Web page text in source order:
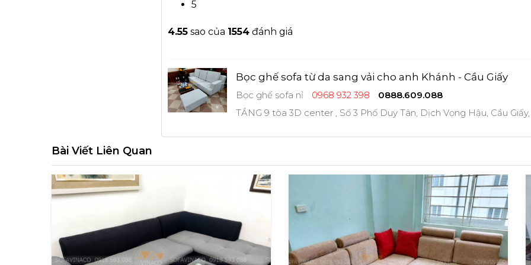
5
4.55 sao của 1554 đánh giá
Bọc ghế sofa từ da sang vải cho anh Khánh - Cầu Giấy
Bọc ghế sofa nỉ 0968 932 398
0888.609.088
TẦNG 9 tòa 3D center , Số 3 Phố Duy Tân, Dịch Vọng Hậu, Cầu
Bài Viết Liên Quan